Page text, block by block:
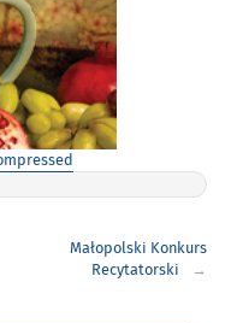
Małopolski Konkurs
Recytatorski